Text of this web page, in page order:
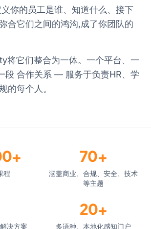
你的员工是谁、知道什么、接下
合它们之间的鸿沟,成了你团队的
将它们整合为一体。一个平台、一
段 合作关系 — 服务于负责HR、学
的每个人。
程
70+
涵盖商业、合规、安全、技术
等主题
决方案
20+
多语种、本地化感知门户